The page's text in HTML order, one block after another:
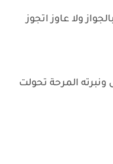
ولا عاوز اتجوز
المرحة تحولت